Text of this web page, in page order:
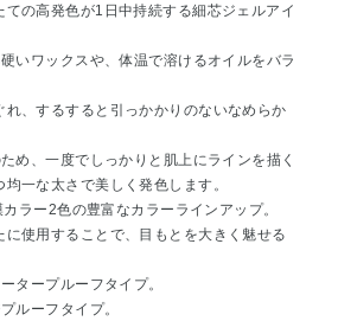
ての高発色が1日中持続する細芯ジェルアイ
いワックスや、体温で溶けるオイルをバラ
れ、するすると引っかかりのないなめらか
め、一度でしっかりと肌上にラインを描く
一な太さで美しく発色します。
ラー2色の豊富なカラーラインアップ。
に使用することで、目もとを大きく魅せる
タープルーフタイプ。
ルーフタイプ。